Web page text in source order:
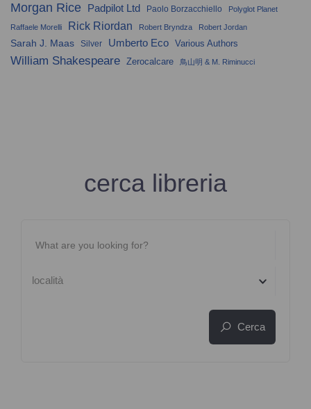
Morgan Rice Padpilot Ltd Paolo Borzacchiello Polyglot Planet
Raffaele Morelli Rick Riordan Robert Bryndza Robert Jordan
Sarah J. Maas Silver Umberto Eco Various Authors
William Shakespeare Zerocalcare 鳥山明 & M. Riminucci
cerca libreria
località
Cerca